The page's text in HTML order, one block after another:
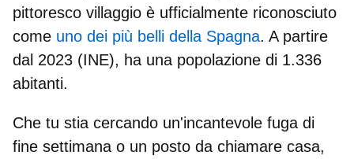
pittoresco villaggio è ufficialmente riconosciuto
come uno dei più belli della Spagna. A partire
dal 2023 (INE), ha una popolazione di 1.336
abitanti.
Che tu stia cercando un'incantevole fuga di
fine settimana o un posto da chiamare casa,